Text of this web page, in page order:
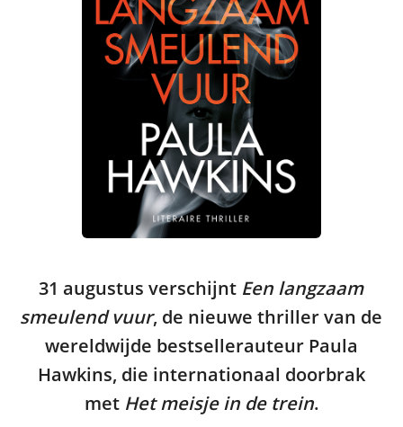
31 augustus verschijnt Een langzaam
smeulend vuur, de nieuwe thriller van de
wereldwijde bestsellerauteur Paula
Hawkins, die internationaal doorbrak
met Het meisje in de trein.